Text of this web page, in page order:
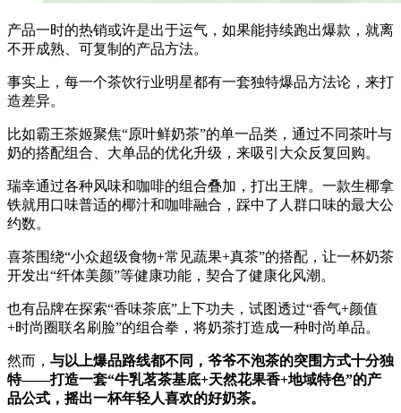
产品一时的热销或许是出于运气，如果能持续跑出爆款，就离
不开成熟、可复制的产品方法。
事实上，每一个茶饮行业明星都有一套独特爆品方法论，来打
造差异。
比如霸王茶姬聚焦“原叶鲜奶茶”的单一品类，通过不同茶叶与
奶的搭配组合、大单品的优化升级，来吸引大众反复回购。
瑞幸通过各种风味和咖啡的组合叠加，打出王牌。一款生椰拿
铁就用口味普适的椰汁和咖啡融合，踩中了人群口味的最大公
约数。
喜茶围绕“小众超级食物+常见蔬果+真茶”的搭配，让一杯奶茶
开发出“纤体美颜”等健康功能，契合了健康化风潮。
也有品牌在探索“香味茶底”上下功夫，试图透过“香气+颜值
+时尚圈联名刷脸”的组合拳，将奶茶打造成一种时尚单品。
然而， 与以上爆品路线都不同，爷爷不泡茶的突围方式十分独
特——打造一套“牛乳茗茶基底+天然花果香+地域特色”的产
品公式，摇出一杯年轻人喜欢的好奶茶。